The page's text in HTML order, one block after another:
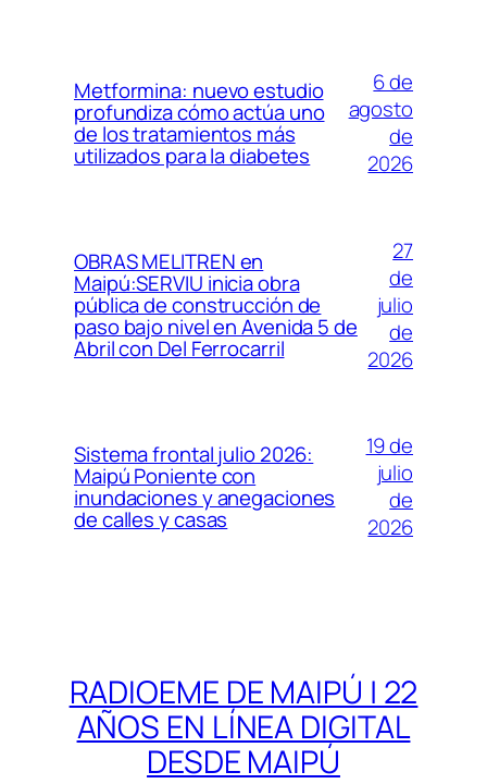
Metformina: nuevo estudio
profundiza cómo actúa uno
de los tratamientos más
utilizados para la diabetes
6 de
agosto
de
2026
OBRAS MELITREN en
Maipú:SERVIU inicia obra
pública de construcción de
paso bajo nivel en Avenida 5 de
Abril con Del Ferrocarril
27
de
julio
de
2026
Sistema frontal julio 2026:
Maipú Poniente con
inundaciones y anegaciones
de calles y casas
19 de
julio
de
2026
RADIOEME DE MAIPÚ | 22
AÑOS EN LÍNEA DIGITAL
DESDE MAIPÚ